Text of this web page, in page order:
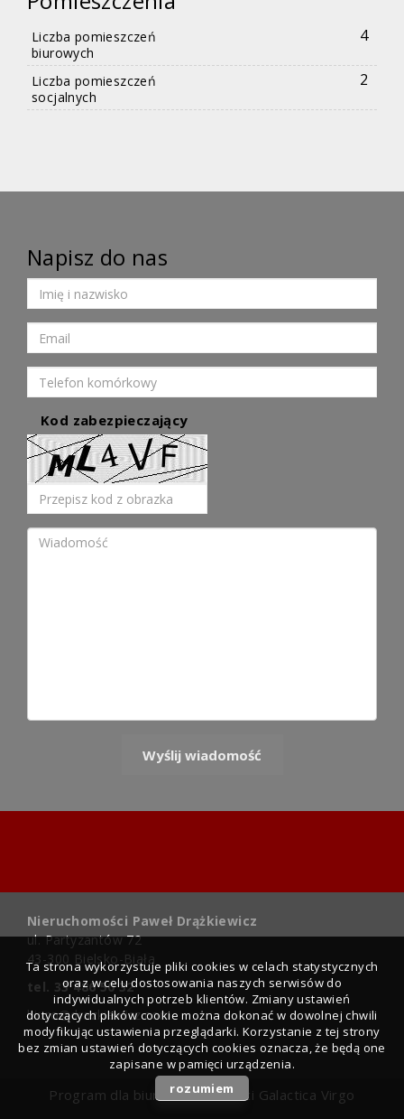
Liczba pomieszczeń
biurowych
4
Liczba pomieszczeń
socjalnych
2
Napisz do nas
Kod zabezpieczający
Nieruchomości Paweł Drążkiewicz
ul. Partyzantów 72
43-300 Bielsko-Biała
tel. 33 486 50 32
biuro@drazkiewicz.com
Program dla biur nieruchomości Galactica Virgo
Ta strona wykorzystuje pliki cookies w celach statystycznych
oraz w celu dostosowania naszych serwisów do
indywidualnych potrzeb klientów. Zmiany ustawień
dotyczących plików cookie można dokonać w dowolnej chwili
modyfikując ustawienia przeglądarki. Korzystanie z tej strony
bez zmian ustawień dotyczących cookies oznacza, że będą one
zapisane w pamięci urządzenia.
rozumiem